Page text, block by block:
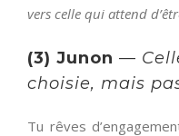
vers celle qui attend
(3) Junon —
choisie, mais
Tu rêves